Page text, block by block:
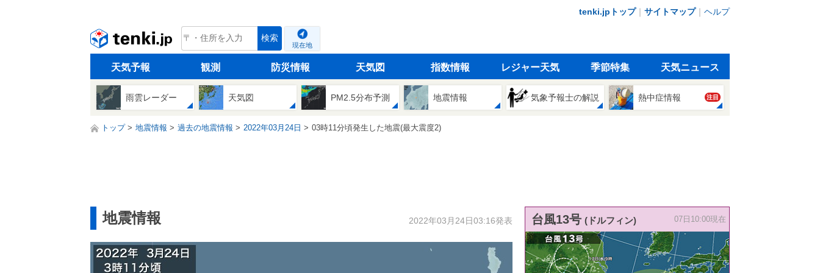
tenki.jpトップ｜ サイトマップ｜ ヘルプ
tenki.jp 検索
現在地
天気予報 観測 防災情報 天気図 指数情報 レジャー天気 季節特集 天気ニュース
雨雲レーダー 天気図 PM2.5分布予測 地震情報 気象予報士の解説 熱中症情報 注目
トップ 地震情報 過去の地震情報 2022年03月24日 03時11分頃発生した地震(最大震度2)
地震情報 2022年03月24日03:16発表 台風13号 (ドルフィン) 07日10:00現在